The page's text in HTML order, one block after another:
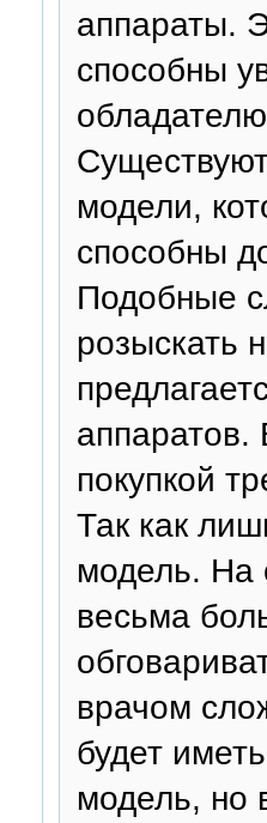
аппараты.
способны
модели,
способны
Подобные
розыскать
аппаратов.
покупкой
Так как
модель. На
весьма
врачом
будет
модель, но